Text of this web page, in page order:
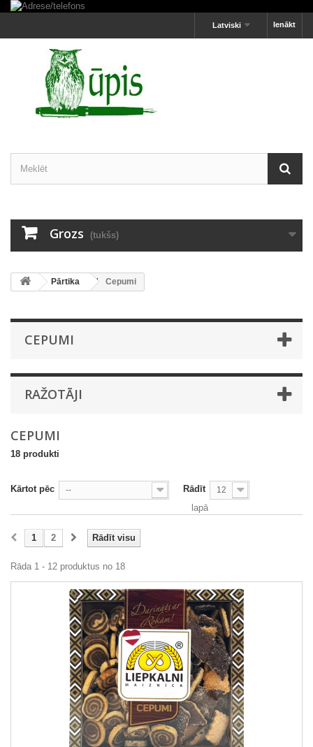
Ienākt
Latviski
Grozs (tukšs)
Pārtika Cepumi
CEPUMI
RAŽOTĀJI
CEPUMI
18 produkti
Kārtot pēc -- Rādīt 12
lapā
Rādīt visu
1 2
Rāda 1 - 12 produktus no 18